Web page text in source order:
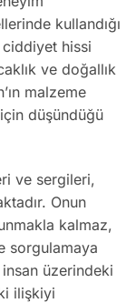
kullandığı
hissi
ve doğallık
malzeme
düşündüğü
ve sergileri,
Onun
kalmaz,
sorgulamaya
insan üzerindeki
ilişkiyi